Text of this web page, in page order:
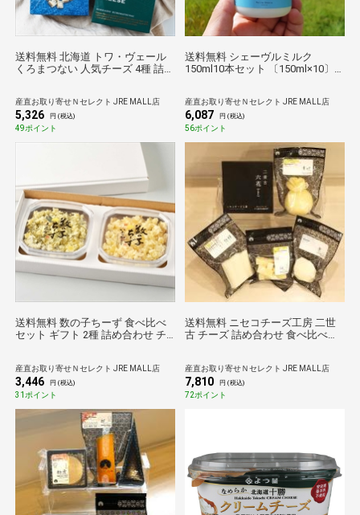
送料無料 北海道 トワ・ヴェール
くろまつない 人気チーズ 4種 詰め
全4種〕 チーズ
産直お取り寄せＮセレクト JRE MALL店
5,326 円 (税込)
49ポイント
送料無料 シェーヴルミルク
150ml10本セット 〔150ml×10〕
産直お取り寄せＮセレクト JRE MALL店
6,087 円 (税込)
56ポイント
送料無料 数の子ちーず 食べ比べ
セット ギフト 2種 詰め合わせ チ
送不可】
産直お取り寄せＮセレクト JRE MALL店
3,446 円 (税込)
31ポイント
送料無料 ニセコチーズ工房 二世
古 チーズ 詰め合わせ 食べ比べセ
さけるチーズ
産直お取り寄せＮセレクト JRE MALL店
7,810 円 (税込)
72ポイント